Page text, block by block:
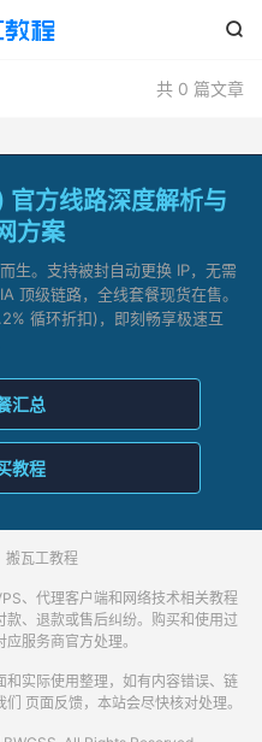

共 0 篇文章
方线路深度解析与
方案
生。支持被封自动更换 IP，无需
顶级链路，全线套餐现货在售。
循环折扣)，即刻畅享极速互
汇总
教程
搬瓦工教程
、代理客户端和网络技术相关教程
、退款或售后纠纷。购买和使用过
服务商官方处理。
实际使用整理，如有内容错误、链
页面反馈，本站会尽快核对处理。